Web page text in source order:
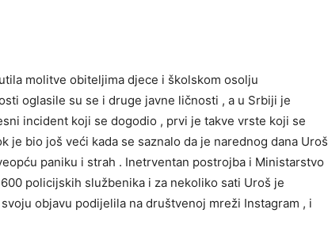
molitve obiteljima djece i školskom osolju
oglasile su se i druge javne ličnosti , a u Srbiji je
incident koji se dogodio , prvi je takve vrste koji se
je bio još veći kada se saznalo da je narednog dana Uroš
paniku i strah . Inetrventan postrojba i Ministarstvo
policijskih službenika i za nekoliko sati Uroš je
objavu podijelila na društvenoj mreži Instagram , i